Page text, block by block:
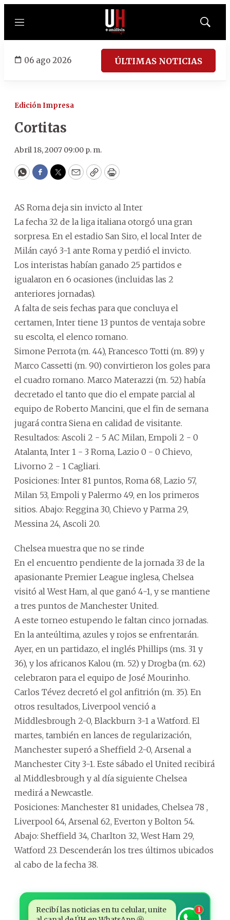
Menú
Mostrar
06 ago 2026 ÚLTIMAS NOTICIAS
Edición Impresa
Cortitas
Abril 18, 2007 09:00 p. m.
WhatsApp
Facebook
Twitter
EmailCopyPrint
AS Roma deja sin invicto al Inter
La fecha 32 de la liga italiana otorgó una gran
sorpresa. En el estadio San Siro, el local Inter de
Milán cayó 3-1 ante Roma y perdió el invicto.
Los interistas habían ganado 25 partidos e
igualaron en 6 ocasiones (incluidas las 2
anteriores jornadas).
A falta de seis fechas para que concluya el
certamen, Inter tiene 13 puntos de ventaja sobre
su escolta, el elenco romano.
Simone Perrota (m. 44), Francesco Totti (m. 89) y
Marco Cassetti (m. 90) convirtieron los goles para
el cuadro romano. Marco Materazzi (m. 52) había
decretado el tanto que dio el empate parcial al
equipo de Roberto Mancini, que el fin de semana
jugará contra Siena en calidad de visitante.
Resultados: Ascoli 2 - 5 AC Milan, Empoli 2 - 0
Atalanta, Inter 1 - 3 Roma, Lazio 0 - 0 Chievo,
Livorno 2 - 1 Cagliari.
Posiciones: Inter 81 puntos, Roma 68, Lazio 57,
Milan 53, Empoli y Palermo 49, en los primeros
sitios. Abajo: Reggina 30, Chievo y Parma 29,
Messina 24, Ascoli 20.
Chelsea muestra que no se rinde
En el encuentro pendiente de la jornada 33 de la
apasionante Premier League inglesa, Chelsea
visitó al West Ham, al que ganó 4-1, y se mantiene
a tres puntos de Manchester United.
A este torneo estupendo le faltan cinco jornadas.
En la anteúltima, azules y rojos se enfrentarán.
Ayer, en un partidazo, el inglés Phillips (ms. 31 y
36), y los africanos Kalou (m. 52) y Drogba (m. 62)
celebraron para el equipo de José Mourinho.
Carlos Tévez decretó el gol anfitrión (m. 35). En
otros resultados, Liverpool venció a
Middlesbrough 2-0, Blackburn 3-1 a Watford. El
martes, también en lances de regularización,
Manchester superó a Sheffield 2-0, Arsenal a
Manchester City 3-1. Este sábado el United recibirá
al Middlesbrough y al día siguiente Chelsea
medirá a Newcastle.
Posiciones: Manchester 81 unidades, Chelsea 78 ,
Liverpool 64, Arsenal 62, Everton y Bolton 54.
Abajo: Sheffield 34, Charlton 32, West Ham 29,
Watford 23. Descenderán los tres últimos ubicados
al cabo de la fecha 38.
Recibí las noticias en tu celular, unite
1